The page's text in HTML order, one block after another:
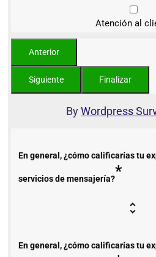
Atención al
ByWordpress
En general, ¿cómo calificarías tu
servicios de mensajería?*
En general, ¿cómo calificarías tu